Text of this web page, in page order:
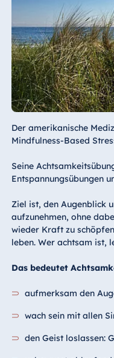
Der amerikanische
Mindfulness-Based
Seine
Entspannungsübungen
Ziel ist, den Augenblick
aufzunehmen, ohne
wieder Kraft zu
leben. Wer achtsam ist,
Das bedeutet
aufmerksam den
wach sein mit allen
den Geist loslassen: